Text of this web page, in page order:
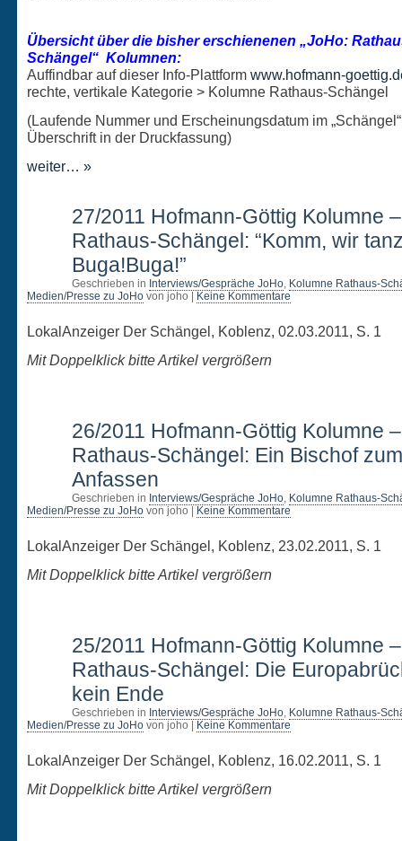
Übersicht über die bisher erschienenen „JoHo:
Schängel“ Kolumnen:
Auffindbar auf dieser Info-Plattform www.hofmann-
rechte, vertikale Kategorie > Kolumne Rathaus-Schängel
(Laufende Nummer und Erscheinungsdatum im
Überschrift in der Druckfassung)
weiter… »
27/2011 Hofmann-Göttig Kolumne
Rathaus-Schängel: “Komm, wir
Buga!Buga!”
Geschrieben in Interviews/Gespräche JoHo, Kolumne Rathaus-
Medien/Presse zu JoHo von joho | Keine Kommentare
LokalAnzeiger Der Schängel, Koblenz, 02.03.2011, S. 1
Mit Doppelklick bitte Artikel vergrößern
26/2011 Hofmann-Göttig Kolumne
Rathaus-Schängel: Ein Bischof zum
Anfassen
Geschrieben in Interviews/Gespräche JoHo, Kolumne Rathaus-
Medien/Presse zu JoHo von joho | Keine Kommentare
LokalAnzeiger Der Schängel, Koblenz, 23.02.2011, S. 1
Mit Doppelklick bitte Artikel vergrößern
25/2011 Hofmann-Göttig Kolumne
Rathaus-Schängel: Die
kein Ende
Geschrieben in Interviews/Gespräche JoHo, Kolumne Rathaus-
Medien/Presse zu JoHo von joho | Keine Kommentare
LokalAnzeiger Der Schängel, Koblenz, 16.02.2011, S. 1
Mit Doppelklick bitte Artikel vergrößern